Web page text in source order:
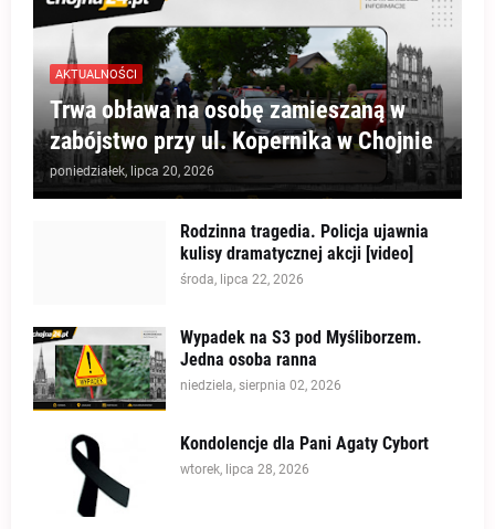
AKTUALNOŚCI
Trwa obława na osobę zamieszaną w
zabójstwo przy ul. Kopernika w Chojnie
poniedziałek, lipca 20, 2026
Rodzinna tragedia. Policja ujawnia
kulisy dramatycznej akcji [video]
środa, lipca 22, 2026
Wypadek na S3 pod Myśliborzem.
Jedna osoba ranna
niedziela, sierpnia 02, 2026
Kondolencje dla Pani Agaty Cybort
wtorek, lipca 28, 2026